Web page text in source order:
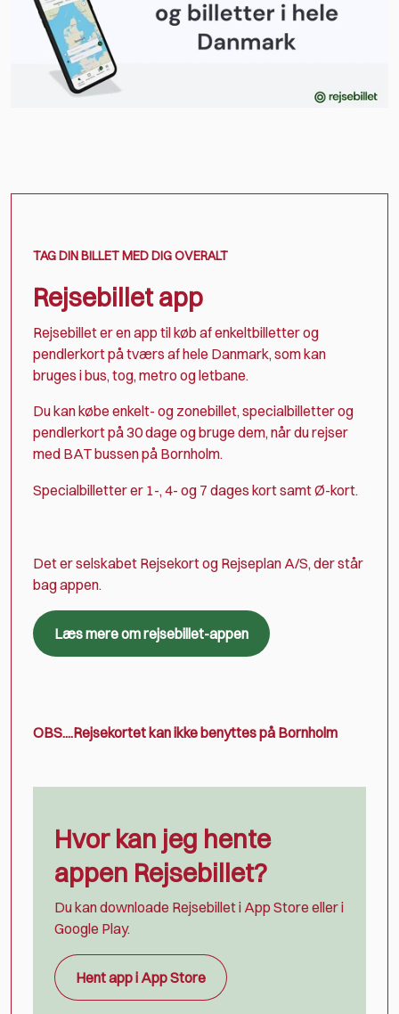
TAG DIN BILLET MED DIG OVERALT
Rejsebillet app
Rejsebillet er en app til køb af enkeltbilletter og
pendlerkort på tværs af hele Danmark, som kan
bruges i bus, tog, metro og letbane.
Du kan købe enkelt- og zonebillet, specialbilletter og
pendlerkort på 30 dage og bruge dem, når du rejser
med BAT bussen på Bornholm.
Specialbilletter er 1-, 4- og 7 dages kort samt Ø-kort.
Det er selskabet Rejsekort og Rejseplan A/S, der står
bag appen.
Læs mere om rejsebillet-appen
OBS....Rejsekortet kan ikke benyttes på Bornholm
Hvor kan jeg hente
appen Rejsebillet?
Du kan downloade Rejsebillet i App Store eller i
Google Play.
Hent app i App Store